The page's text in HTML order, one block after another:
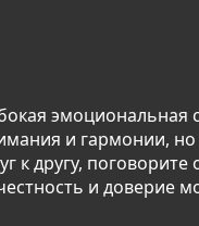
эмоциональная
и гармонии,
к другу,
и доверие